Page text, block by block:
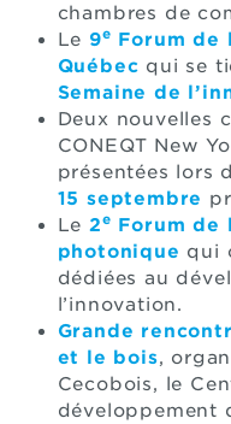
chambres de
Le 9e Forum de
Québec qui se
Semaine de
Deux nouvelles
CONEQT New
présentées lors
15 septembre
Le 2e Forum de
photonique qui
dédiées au
l’innovation.
Grande
et le bois,
Cecobois, le
développement